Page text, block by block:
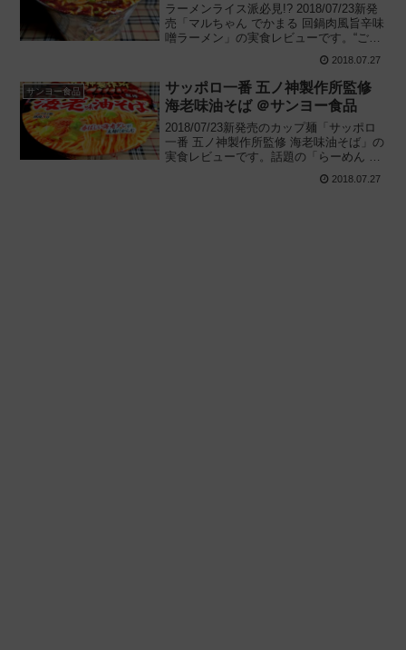
ラーメンライス派必見!? 2018/07/23新発
売「マルちゃん でかまる 回鍋肉風旨辛味
噌ラーメン」の実食レビューです。“ご飯
が、文字通り白飯泥棒なカップ麺に仕上
がっているのでしょうか。
2018.07.27
サンヨー食品
サッポロ一番 五ノ神製作所監修
海老味油そば ＠サンヨー食品
2018/07/23新発売のカップ麺「サッポロ
一番 五ノ神製作所監修 海老味油そば」の
実食レビューです。話題の「らーめん 五
ノ神製作所」が監修したカップ油そば
で、「海老油そば」の再現カップ麺と思
2018.07.27